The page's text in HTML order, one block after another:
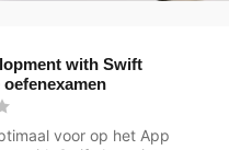
with Swift
voor op het App